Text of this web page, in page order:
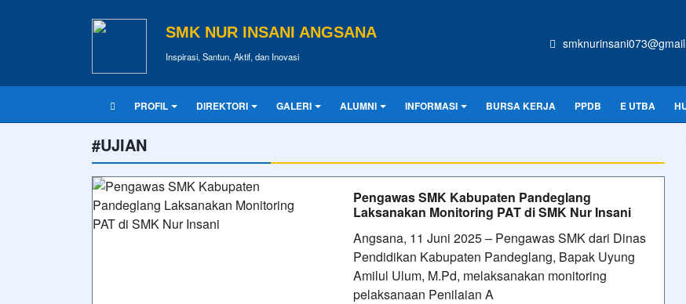
SMK NUR INSANI ANGSANA
Inspirasi, Santun, Aktif, dan Inovasi
PROFIL DIREKTORI GALERI ALUMNI INFORMASI BURSA KERJA PPDB E UTBA
#UJIAN
Pengawas SMK Kabupaten Pandeglang
Laksanakan Monitoring PAT di SMK Nur Insani
Angsana, 11 Juni 2025 – Pengawas SMK dari Dinas
Pendidikan Kabupaten Pandeglang, Bapak Uyung
Amilul Ulum, M.Pd, melaksanakan monitoring
pelaksanaan Penilaian A